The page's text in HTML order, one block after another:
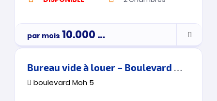
par mois 10.000Dh
Bureau vide à louer – Boulevard Mohamed 5 – Tanger
boulevard Moh 5